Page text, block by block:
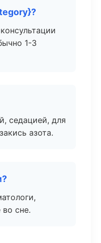
1-3
седацией, для
азота.
во сне.